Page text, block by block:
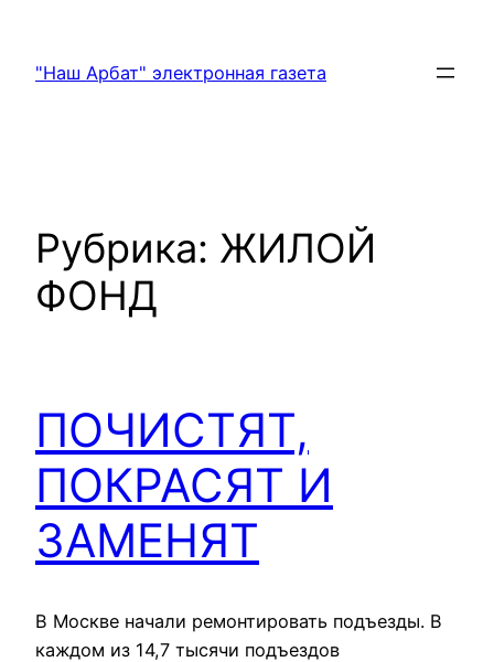
содержимому
"Наш Арбат" электронная газета
Рубрика: ЖИЛОЙ
ФОНД
ПОЧИСТЯТ,
ПОКРАСЯТ И
ЗАМЕНЯТ
В Москве начали ремонтировать подъезды. В
каждом из 14,7 тысячи подъездов